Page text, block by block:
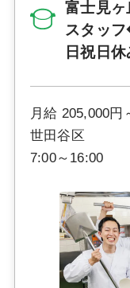
富士見
スタッ
日祝日
月給 205,000円
世田谷区
7:00～16:00